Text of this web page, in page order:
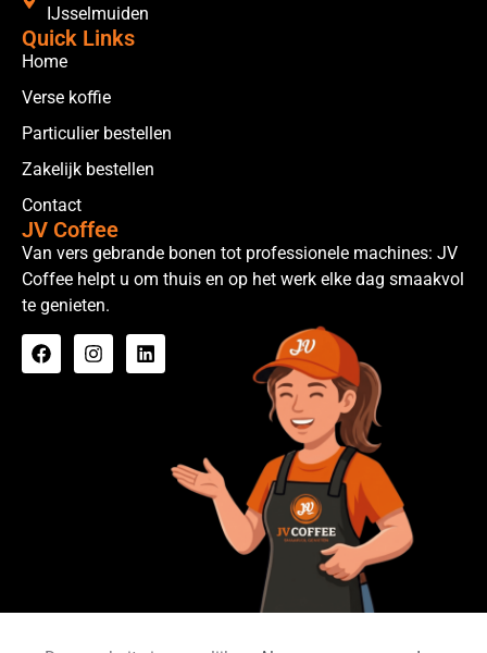
IJsselmuiden
Quick Links
Home
Verse koffie
Particulier bestellen
Zakelijk bestellen
Contact
JV Coffee
Van vers gebrande bonen tot professionele machines: JV
Coffee helpt u om thuis en op het werk elke dag smaakvol
te genieten.